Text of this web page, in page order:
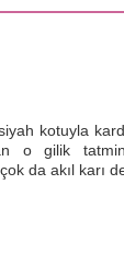
kotuyla
o gilik
da akıl karı